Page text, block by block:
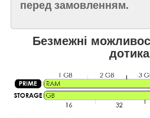
перед замовленням.
Безмежні